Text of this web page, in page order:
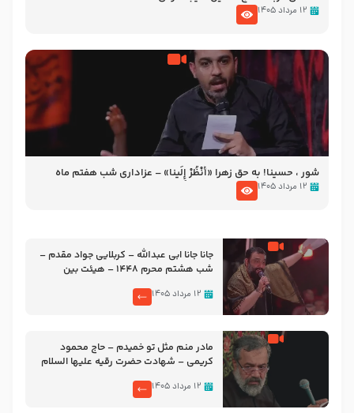
۱۲ مرداد ۱۴۰۵
شور ، حسینا! به‌ حق زهرا «أُنْظُرْ إِلَینا» – عزاداری شب هفتم ماه
محرّم 1405
۱۲ مرداد ۱۴۰۵
جانا جانا ابی عبدالله – کربلایی جواد مقدم –
شب هشتم محرم 1448 – هیئت بین
۱۲ مرداد ۱۴۰۵
مادر منم مثل تو خمیدم – حاج محمود
کریمی – شهادت حضرت رقیه علیها السلام
۱۲ مرداد ۱۴۰۵